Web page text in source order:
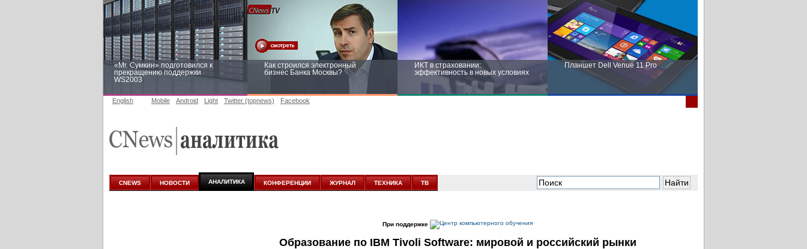
«Mr. Сумкин» подготовился к
прекращению поддержки
WS2003
Как строился электронный
бизнес Банка Москвы?
ИКТ в страховании:
эффективность в новых условиях
Планшет Dell Venue 11 Pro
аналитике
новых условиях
English Mobile Android Light Twitter (topnews) Facebook
CNEWS НОВОСТИ АНАЛИТИКА КОНФЕРЕНЦИИ ЖУРНАЛ ТЕХНИКА ТВ
При поддержке
Образование по IBM Tivoli Software: мировой и российский рынки